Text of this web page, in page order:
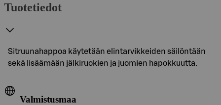
Tuotetiedot
Sitruunahappoa käytetään elintarvikkeiden säilöntään
sekä lisäämään jälkiruokien ja juomien hapokkuutta.
Valmistusmaa